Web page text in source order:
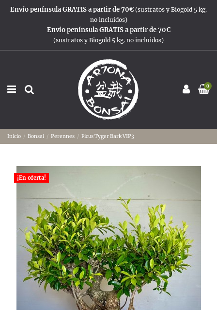
Envío península GRATIS a partir de 70€ (sustratos y Biogold 5 kg.
no incluidos)
Envío península GRATIS a partir de 70€
(sustratos y Biogold 5 kg. no incluidos)
0
Inicio Bonsai Perennes Ficus Tyger Bark VIP3
¡En oferta!